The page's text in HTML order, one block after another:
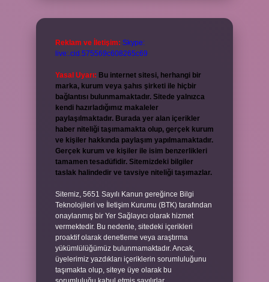
Reklam ve İletişim: Skype:
live:.cid.575569c608265c69
Yasal Uyarı: Bu internet sitesi, herhangi bir
marka, kurum veya şahıs şirketi ile hiçbir
bağlantısı bulunmamaktadır. Sitede yalnızca
kendi hazırladığımız makaleler
paylaşılmaktadır. Burada yer alan içerikler
haber niteliği taşımamakta olup, gerçek kurum
ve kişiler hakkında paylaşım yapılmamaktadır.
Gerçek kurum ve kişiler ile isim benzerlikleri
tamamen tesadüfidir. Sitemizdeki bilgiler
taslak halindedir ve tavsiye niteliği taşımazlar.
Sitemiz, 5651 Sayılı Kanun gereğince Bilgi
Teknolojileri ve İletişim Kurumu (BTK) tarafından
onaylanmış bir Yer Sağlayıcı olarak hizmet
vermektedir. Bu nedenle, sitedeki içerikleri
proaktif olarak denetleme veya araştırma
yükümlülüğümüz bulunmamaktadır. Ancak,
üyelerimiz yazdıkları içeriklerin sorumluluğunu
taşımakta olup, siteye üye olarak bu